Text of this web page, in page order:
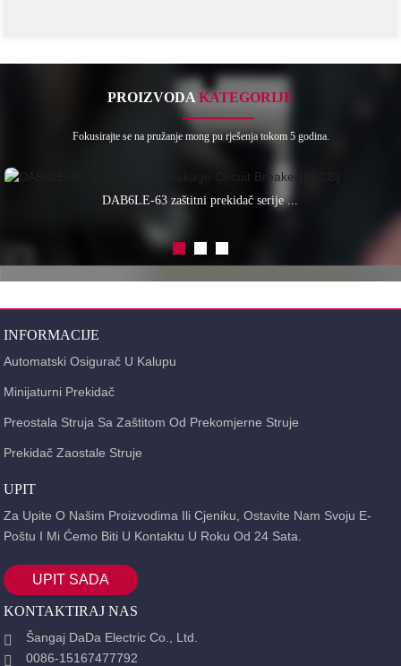
PROIZVODA KATEGORIJE
Fokusirajte se na pružanje mong pu rješenja tokom 5 godina.
DAB6LE-63 zaštitni prekidač serije ...
INFORMACIJE
Automatski Osigurač U Kalupu
Minijaturni Prekidač
Preostala Struja Sa Zaštitom Od Prekomjerne Struje
Prekidač Zaostale Struje
UPIT
Za Upite O Našim Proizvodima Ili Cjeniku, Ostavite Nam Svoju E-
Poštu I Mi Ćemo Biti U Kontaktu U Roku Od 24 Sata.
UPIT SADA
KONTAKTIRAJ NAS
Šangaj DaDa Electric Co., Ltd.
0086-15167477792